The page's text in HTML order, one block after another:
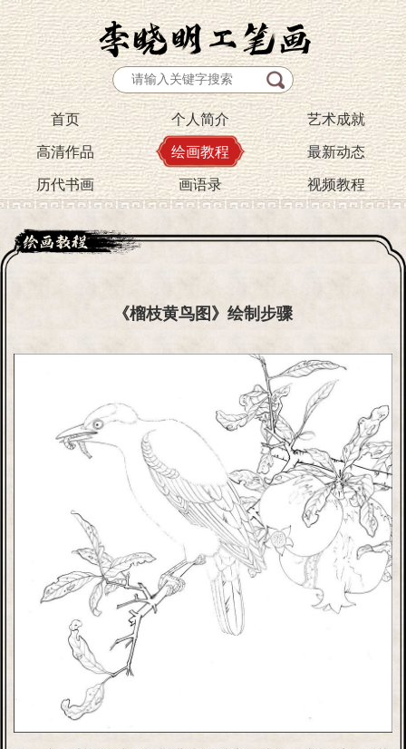
首页 个人简介
艺术成就
高清作品
绘画教程
最新动态
历代书画
画语录 视频教程
《榴枝黄鸟图》绘制步骤